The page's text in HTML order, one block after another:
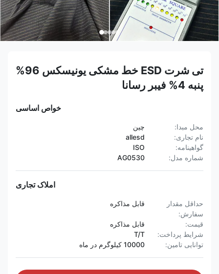
تی شرت ESD خط مشکی یونیسکس 96%
پنبه 4% فیبر رسانا
خواص اساسی
محل مبدا:
چین
نام تجاری:
allesd
گواهینامه:
ISO
شماره مدل:
AG0530
املاک تجاری
حداقل مقدار
سفارش:
قابل مذاکره
قیمت:
قابل مذاکره
شرایط پرداخت:
T/T
توانایی تامین:
10000 کیلوگرم در ماه